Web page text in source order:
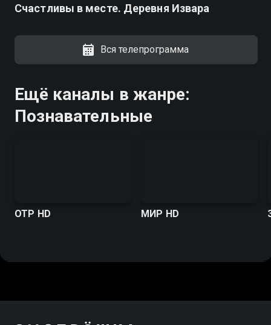
Счастливы в месте. Деревня Извара
Вся телепрограмма
Ещё каналы в жанре:
Познавательные
ОТР HD МИР HD